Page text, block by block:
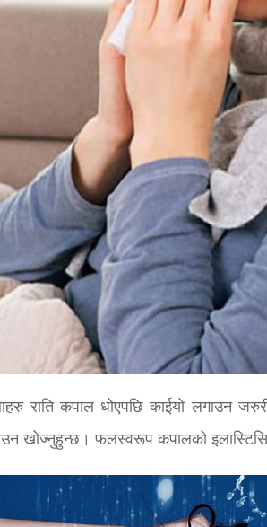
राति कपाल धोएपछि काईयो लगाउन
खोज्नुहुन्छ। फलस्वरूप कपालको